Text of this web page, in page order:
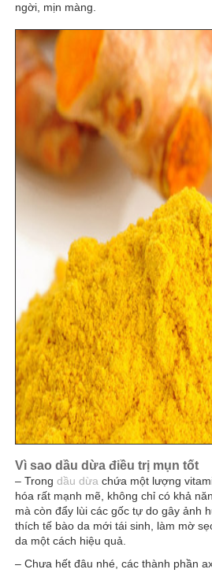
ngời, mịn màng.
Vì sao dầu dừa điều trị mụn tốt
– Trongdầu dừachứa một lượng
hóa rất mạnh mẽ, không chỉ có khả
mà còn đẩy lùi các gốc tự do gây ảnh
thích tế bào da mới tái sinh, làm mờ
da một cách hiệu quả.
– Chưa hết đâu nhé, các thành phần